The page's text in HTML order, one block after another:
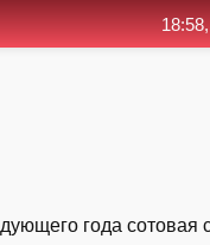
года сотовая